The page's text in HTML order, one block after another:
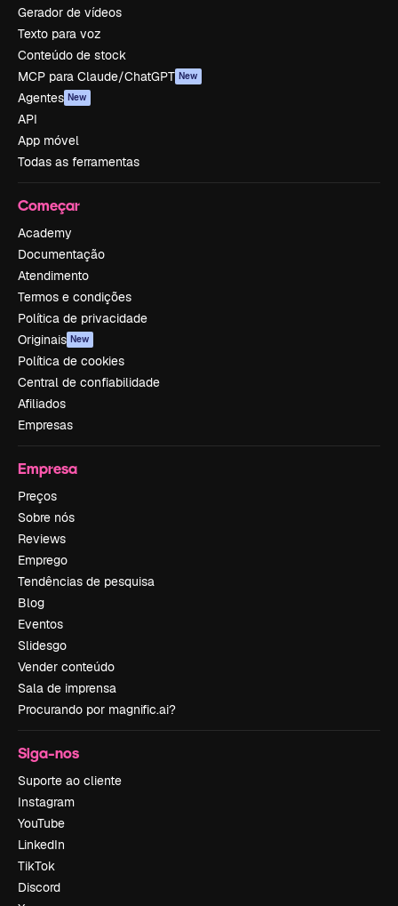
Gerador de vídeos
Texto para voz
Conteúdo de stock
MCP para Claude/ChatGPT New
Agentes New
API
App móvel
Todas as ferramentas
Começar
Academy
Documentação
Atendimento
Termos e condições
Política de privacidade
Originais New
Política de cookies
Central de confiabilidade
Afiliados
Empresas
Empresa
Preços
Sobre nós
Reviews
Emprego
Tendências de pesquisa
Blog
Eventos
Slidesgo
Vender conteúdo
Sala de imprensa
Procurando por magnific.ai?
Siga-nos
Suporte ao cliente
Instagram
YouTube
LinkedIn
TikTok
Discord